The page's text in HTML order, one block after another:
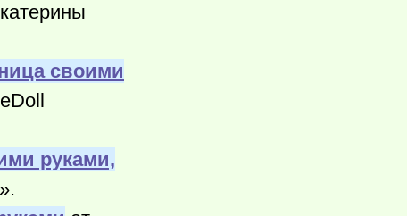
своими
руками,